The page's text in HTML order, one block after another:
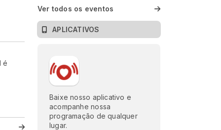
é
Ver todos os eventos
APLICATIVOS
Baixe nosso aplicativo e
acompanhe nossa
programação de qualquer
lugar.